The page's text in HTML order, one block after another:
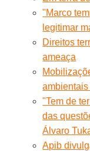
"Marco
legitimar
Direitos
ameaça
ambientais
"Tem de
das
Álvaro
Apib